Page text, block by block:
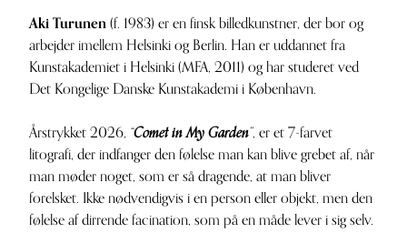
Aki Turunen(f. 1983) er en finsk billedkunstner, der bor og
arbejder imellem Helsinki og Berlin. Han er uddannet fra
Kunstakademiet i Helsinki (MFA, 2011) og har studeret ved
Det Kongelige Danske Kunstakademi i København.
Årstrykket 2026, “Comet in My Garden”, er et 7-farvet
litografi, der indfanger den følelse man kan blive grebet af, når
man møder noget, som er så dragende, at man bliver
forelsket. Ikke nødvendigvis i en person eller objekt, men den
følelse af dirrende facination, som på en måde lever i sig selv.